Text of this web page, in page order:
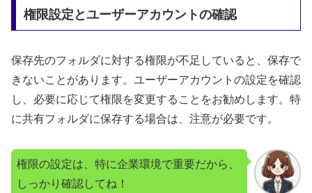
権限設定とユーザーアカウントの確認
保存先のフォルダに対する権限が不足していると、保存で
きないことがあります。ユーザーアカウントの設定を確認
し、必要に応じて権限を変更することをお勧めします。特
に共有フォルダに保存する場合は、注意が必要です。
権限の設定は、特に企業環境で重要だから、
しっかり確認してね！